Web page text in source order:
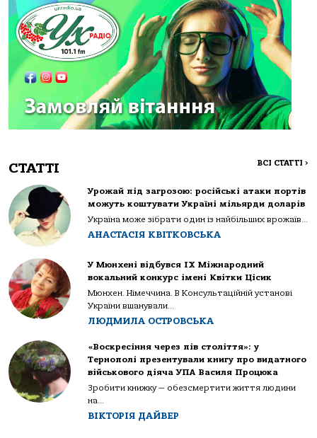
СТАТТІ ВСІ СТАТТІ >
Урожай під загрозою: російські атаки портів
можуть коштувати Україні мільярди доларів
Україна може зібрати один із найбільших врожаїв...
АНАСТАСІЯ КВІТКОВСЬКА
У Мюнхені відбувся IX Міжнародний
вокальний конкурс імені Квітки Цісик
Мюнхен. Німеччина. В Консультаційній установі
України вшанували...
ЛЮДМИЛА ОСТРОВСЬКА
«Воскресіння через пів століття»: у
Тернополі презентували книгу про видатного
військового діяча УПА Василя Процюка
Зробити книжку — обезсмертити життя людини
на...
ВІКТОРІЯ ДАЙВЕР